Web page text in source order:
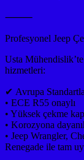
⸻
Profesyonel Jeep
Usta
hizmetleri:
✔ Avrupa
• ECE R55 onaylı
• Yüksek çekme
• Korozyona
• Jeep Wrangler,
Renegade ile tam